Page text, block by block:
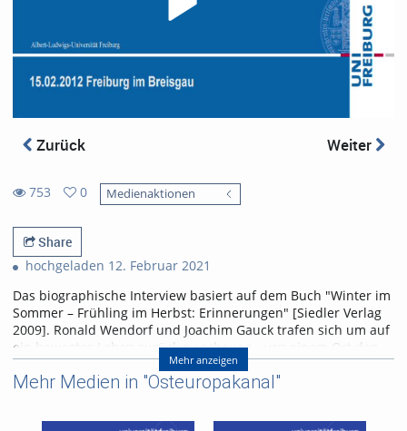
Zurück Weiter
753
views
0
favorites
Medienaktionen
Share
hochgeladen 12. Februar 2021
Das biographische Interview basiert auf dem Buch "Winter im
Sommer – Frühling im Herbst: Erinnerungen" [Siedler Verlag
2009]. Ronald Wendorf und Joachim Gauck trafen sich um auf
ein bewegtes Leben zurück zu schauen - von einem Ort den
Joachim Gauck 'Siehdichum' nannte. Von diesem schauen Sie
über die Mecklenburger Wege, Länder und Seen hinaus auf
Mehr anzeigen
Mehr Medien in "Osteuropakanal"